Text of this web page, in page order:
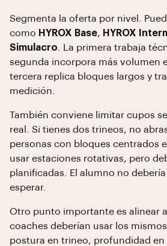
Segmenta la oferta por nivel.
como HYROX Base, HYROX
Simulacro . La primera trabaja
segunda incorpora más volumen
tercera replica bloques largos y
medición.
También conviene limitar cupos
real. Si tienes dos trineos, no
personas con bloques centrados
usar estaciones rotativas, pero
planificadas. El alumno no
esperar.
Otro punto importante es alinear
coaches deberían usar los
postura en trineo, profundidad en